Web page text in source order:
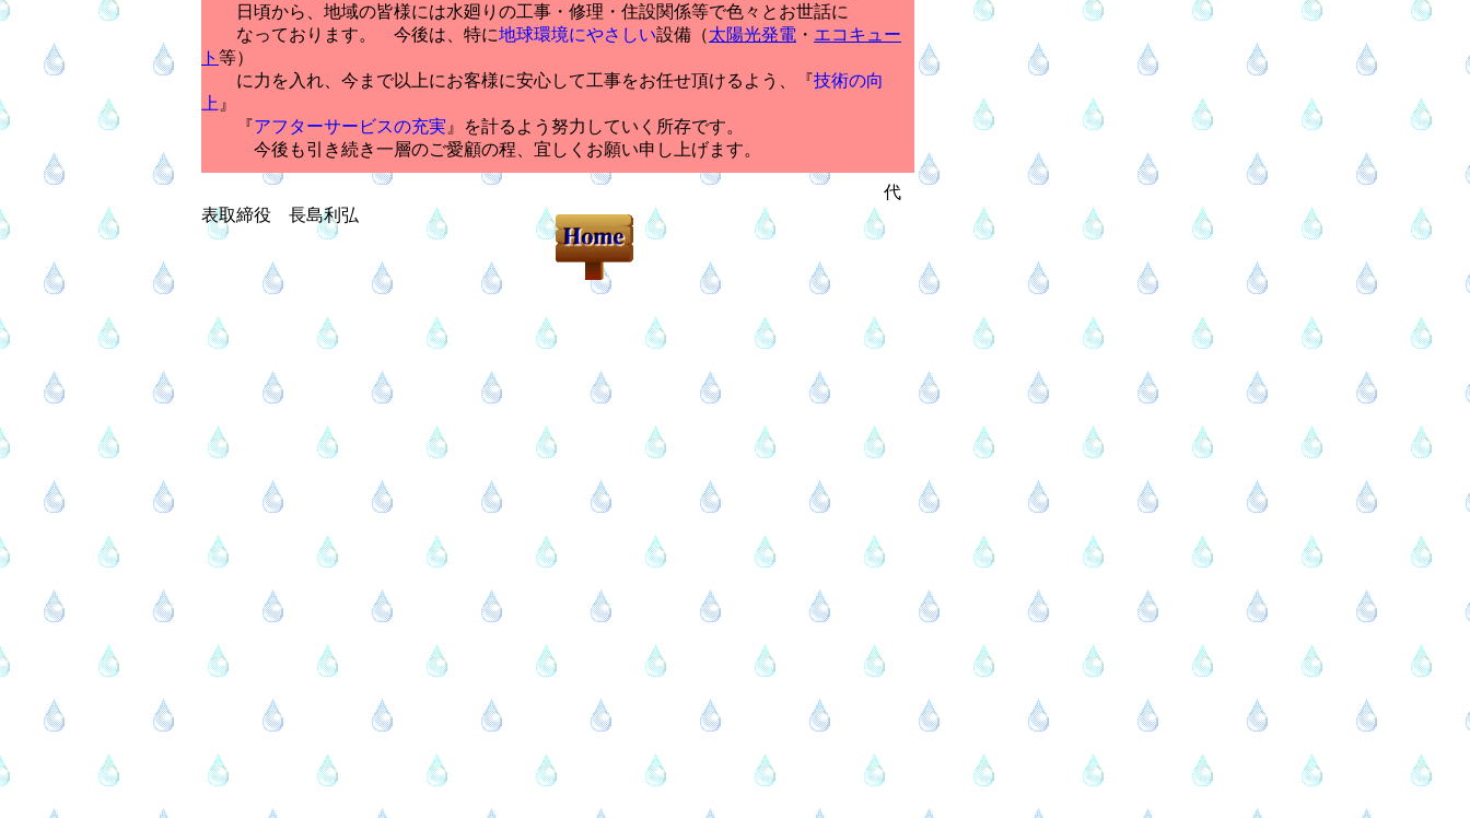
日頃から、地域の皆様には水廻りの工事・修理・住設関係等で色々とお世話に
なっております。 今後は、特に地球環境にやさしい設備（太陽光発電 ・ エコ キュー
ト 等）
に力を入れ、今まで以上にお客様に安心して工事をお任せ頂けるよう、『技術の向
上 』
『アフターサービスの充実 』を計るよう努力していく所存です。
今後も引き続き一層のご愛顧の程、宜しくお願い申し上げます。
代
表取締役 長島利弘